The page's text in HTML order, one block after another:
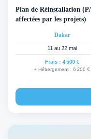
Plan de Réinstallation
affectées par les projets)
Dakar
11 au 22 mai
Frais : 4 500 €
+ Hébergement : 6 200 €